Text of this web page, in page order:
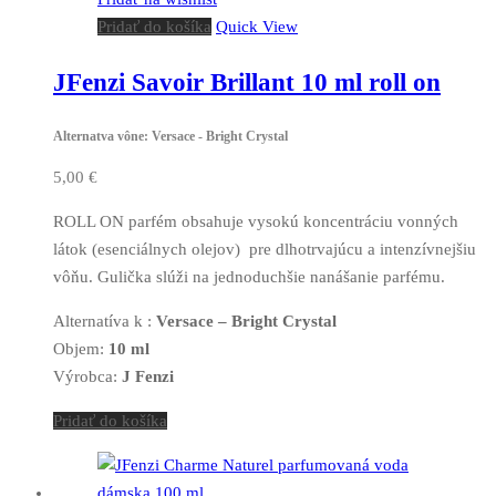
Pridať do košíka Quick View
JFenzi Savoir Brillant 10 ml roll on
Alternatva vône: Versace - Bright Crystal
5,00 €
ROLL ON parfém obsahuje vysokú koncentráciu vonných
látok (esenciálnych olejov) pre dlhotrvajúcu a intenzívnejšiu
vôňu. Gulička slúži na jednoduchšie nanášanie parfému.
Alternatíva k : Versace – Bright Crystal
Objem: 10 ml
Výrobca: J Fenzi
Pridať do košíka